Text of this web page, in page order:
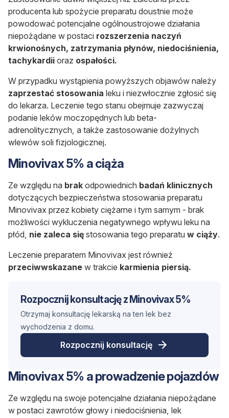
producenta lub spożycie preparatu doustnie może
powodować potencjalne ogólnoustrojowe działania
niepożądane w postaci rozszerzenia naczyń
krwionośnych, zatrzymania płynów, niedociśnienia,
tachykardii oraz ospałości.
W przypadku wystąpienia powyższych objawów należy
zaprzestać stosowania leku i niezwłocznie zgłosić się
do lekarza. Leczenie tego stanu obejmuje zazwyczaj
podanie leków moczopędnych lub beta-
adrenolitycznych, a także zastosowanie dożylnych
wlewów soli fizjologicznej.
Minovivax 5% a ciąża
Ze względu na brak odpowiednich badań klinicznych
dotyczących bezpieczeństwa stosowania preparatu
Minovivax przez kobiety ciężarne i tym samym - brak
możliwości wykluczenia negatywnego wpływu leku na
płód, nie zaleca się stosowania tego preparatu w ciąży.
Leczenie preparatem Minovivax jest również
przeciwwskazane w trakcie karmienia piersią.
Rozpocznij konsultację z Minovivax 5%
Otrzymaj konsultację lekarską na ten lek bez
wychodzenia z domu.
Rozpocznij konsultację
Minovivax 5% a prowadzenie pojazdów
Ze względu na swoje potencjalne działania niepożądane
w postaci zawrotów głowy i niedociśnienia, lek